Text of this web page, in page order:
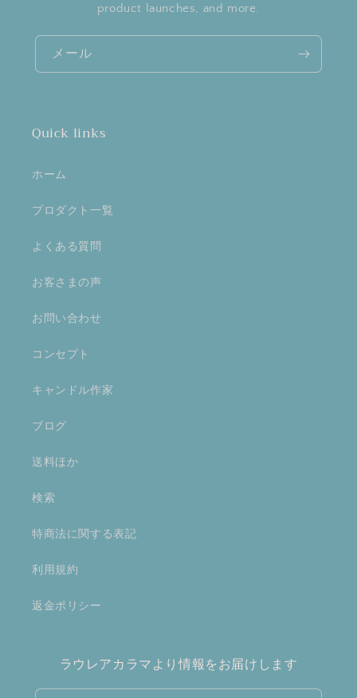
product launches, and more.
メール
Quick links
ホーム
プロダクト一覧
よくある質問
お客さまの声
お問い合わせ
コンセプト
キャンドル作家
ブログ
送料ほか
検索
特商法に関する表記
利用規約
返金ポリシー
ラウレアカラマより情報をお届けします